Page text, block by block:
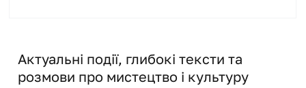
Актуальні події, глибокі тексти та
розмови про мистецтво і культуру